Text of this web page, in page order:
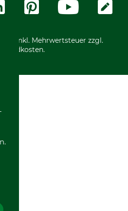
und inkl. Mehrwertsteuer zzgl.